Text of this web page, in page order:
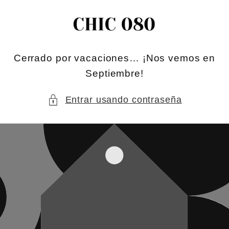
Cerrado por vacaciones… ¡Nos vemos en
Septiembre!
Entrar usando contraseña